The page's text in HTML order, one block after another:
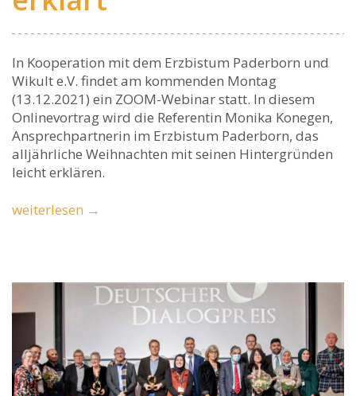
In Kooperation mit dem Erzbistum Paderborn und
Wikult e.V. findet am kommenden Montag
(13.12.2021) ein ZOOM-Webinar statt. In diesem
Onlinevortrag wird die Referentin Monika Konegen,
Ansprechpartnerin im Erzbistum Paderborn, das
alljährliche Weihnachten mit seinen Hintergründen
leicht erklären.
weiterlesen →